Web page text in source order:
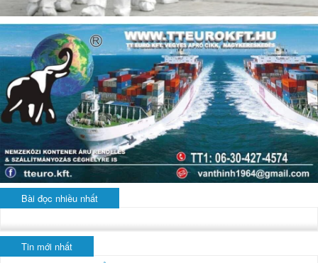
Bài đọc nhiều nhất
Tin mới nhất